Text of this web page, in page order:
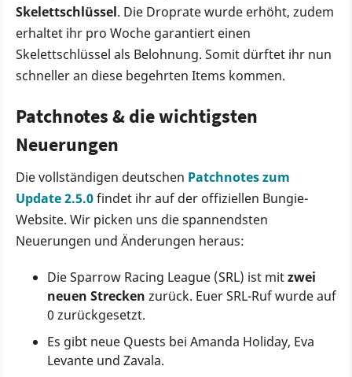
Skelettschlüssel. Die Droprate wurde erhöht, zudem
erhaltet ihr pro Woche garantiert einen
Skelettschlüssel als Belohnung. Somit dürftet ihr nun
schneller an diese begehrten Items kommen.
Patchnotes & die wichtigsten
Neuerungen
Die vollständigen deutschen Patchnotes zum
Update 2.5.0findet ihr auf der offiziellen Bungie-
Website. Wir picken uns die spannendsten
Neuerungen und Änderungen heraus:
Die Sparrow Racing League (SRL) ist mitzwei
neuen Strecken zurück. Euer SRL-Ruf wurde auf
0 zurückgesetzt.
Es gibt neue Quests bei Amanda Holiday, Eva
Levante und Zavala.